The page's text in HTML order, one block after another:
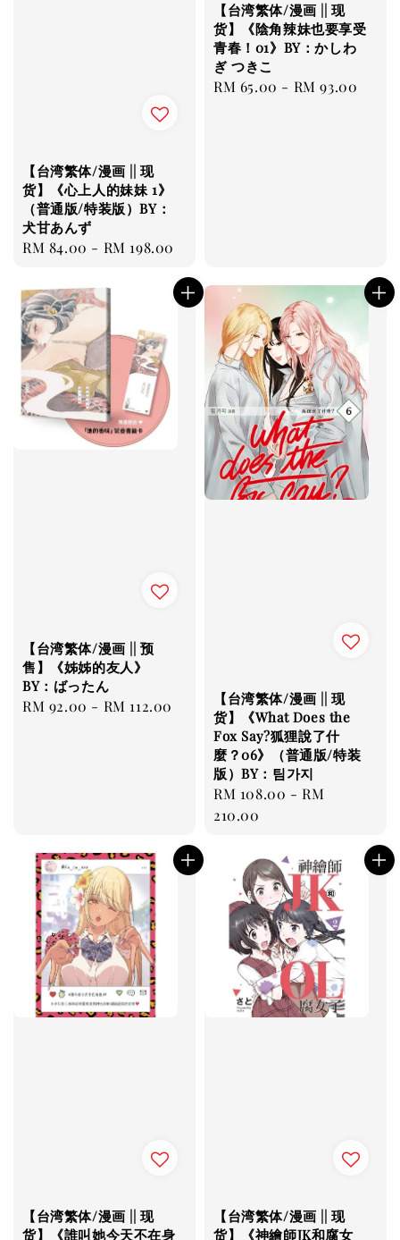
【台湾繁体/漫画 || 现
货】《心上人的妹妹 1》
（普通版/特装版）BY：
犬甘あんず
Regular
RM 84.00 - RM 198.00
【台湾繁体/漫画 || 现
货】《陰角辣妹也要享受
青春！01》BY：かしわ
ぎ つきこ
Regular
RM 65.00 - RM 93.00
【台湾繁体/漫画 || 预
售】《姊姊的友人》
BY：ばったん
Regular
RM 92.00 - RM 112.00
【台湾繁体/漫画 || 现
货】《What Does the
Fox Say?狐狸說了什
麼？06》（普通版/特装
版）BY：팀가지
Regular
price
RM 108.00 -RM
210.00
【台湾繁体/漫画 || 现
货】《誰叫她今天不在身
【台湾繁体/漫画 || 现
货】《神繪師JK和腐女